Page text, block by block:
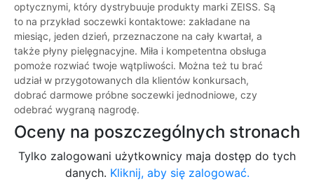
optycznymi, który dystrybuuje produkty marki ZEISS. Są
to na przykład soczewki kontaktowe: zakładane na
miesiąc, jeden dzień, przeznaczone na cały kwartał, a
także płyny pielęgnacyjne. Miła i kompetentna obsługa
pomoże rozwiać twoje wątpliwości. Można też tu brać
udział w przygotowanych dla klientów konkursach,
dobrać darmowe próbne soczewki jednodniowe, czy
odebrać wygraną nagrodę.
Oceny na poszczególnych stronach
Tylko zalogowani użytkownicy maja dostęp do tych
danych. Kliknij, aby się zalogować.